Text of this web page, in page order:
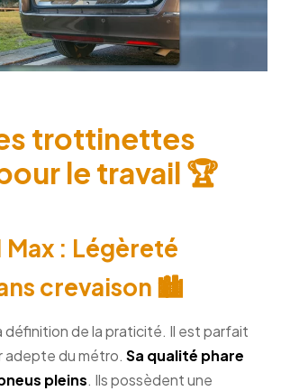
trottinettes
le travail 🏆
Max : Légèreté
crevaison 🏙️
définition de la praticité. Il est parfait
adepte du métro. Sa qualité phare
pleins. Ils possèdent une